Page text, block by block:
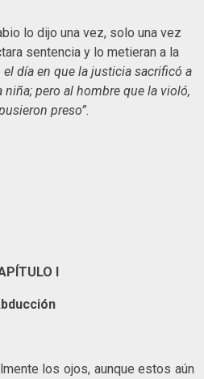
lo dijo una vez, solo una vez
sentencia y lo metieran a la
el día en que la justicia sacrificó a
pero al hombre que la violó,
preso”.
I
los ojos, aunque estos aún